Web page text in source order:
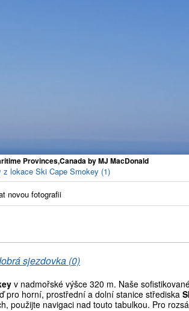
Provinces,Canada by MJ MacDonald
lokace Ski Cape Smokey (1)
novou fotografii
sjezdovka (0)
v nadmořské výšce 320 m. Naše
pro horní, prostřední a dolní stanice střediska
použijte navigaci nad touto tabulkou. Pro